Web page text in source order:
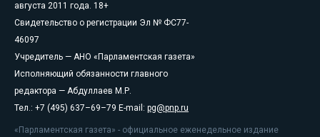
августа 2011 года. 18+
Свидетельство о регистрации Эл № ФС77-
46097
Учредитель — АНО «Парламентская газета»
Исполняющий обязанности главного
редактора — Абдуллаев М.Р.
Тел.: +7 (495) 637–69–79 E-mail: pg@pnp.ru
«Парламентская газета» - официальное еженедельное издание